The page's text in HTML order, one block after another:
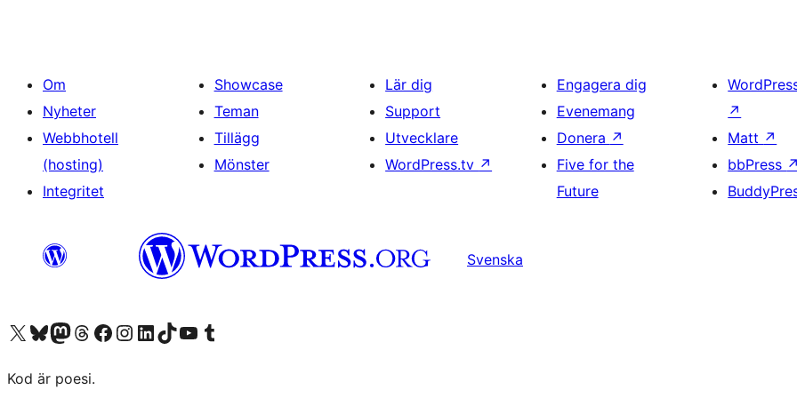
Om
Nyheter
Webbhotell
(hosting)
Integritet
Showcase
Teman
Tillägg
Mönster
Lär dig
Support
Utvecklare
WordPress.tv ↗
Engagera dig
Evenemang
Donera ↗
Five for the
Future
↗
Matt ↗
bbPress ↗
Svenska
Besök vår X-konto (f.d. Twitter)
Besök vårt Bluesky-konto
Besök vårt Mastodon-konto
Besök vårt Thread-konto
Besök vår Facebook-sidaBesök vårt Instagram-konto
Besök vårt LinkedIn-konto
Besök vårt TikTok-konto
Besök vår YouTube-kanalBesök vårt Tumblr-konto
Kod är poesi.